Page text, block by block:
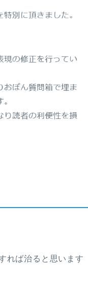
れば治ると思います